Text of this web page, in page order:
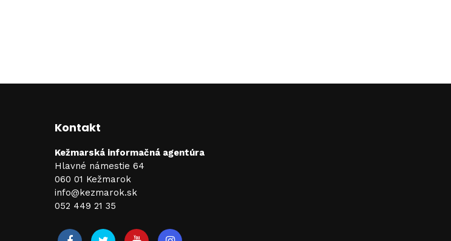
Kontakt
Kežmarská informačná agentúra
Hlavné námestie 64
060 01 Kežmarok
info@kezmarok.sk
052 449 21 35